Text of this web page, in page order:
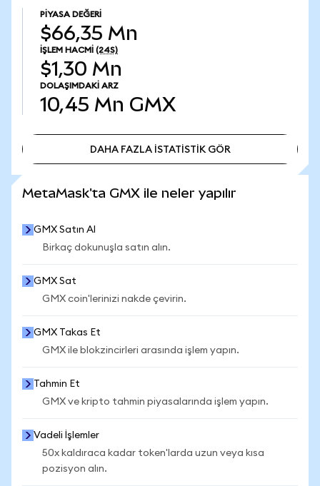
PIYASA DEĞERI
$66,35 Mn
İŞLEM HACMI (24S)
$1,30 Mn
DOLAŞIMDAKI ARZ
10,45 Mn GMX
DAHA FAZLA İSTATİSTİK GÖR
MetaMask'ta GMX ile neler yapılır
GMX Satın Al
Birkaç dokunuşla satın alın.
GMX Sat
GMX coin'lerinizi nakde çevirin.
GMX Takas Et
GMX ile blokzincirleri arasında işlem yapın.
Tahmin Et
GMX ve kripto tahmin piyasalarında işlem yapın.
Vadeli İşlemler
50x kaldıraca kadar token'larda uzun veya kısa
pozisyon alın.